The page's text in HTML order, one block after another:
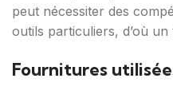
peut nécessiter des
outils particuliers, d’où
Fournitures